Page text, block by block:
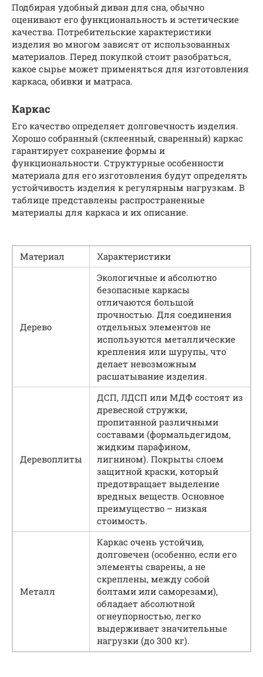
Подбирая удобный диван для сна, обычно
оценивают его функциональность и эстетические
качества. Потребительские характеристики
изделия во многом зависят от использованных
материалов. Перед покупкой стоит разобраться,
какое сырье может применяться для изготовления
каркаса, обивки и матраса.
Каркас
Его качество определяет долговечность изделия.
Хорошо собранный (склеенный, сваренный) каркас
гарантирует сохранение формы и
функциональности. Структурные особенности
материала для его изготовления будут определять
устойчивость изделия к регулярным нагрузкам. В
таблице представлены распространенные
материалы для каркаса и их описание.
Материал Характеристики
Дерево
Экологичные и абсолютно
безопасные каркасы
отличаются большой
прочностью. Для соединения
отдельных элементов не
используются металлические
крепления или шурупы, что
делает невозможным
расшатывание изделия.
Деревоплиты
ДСП, ЛДСП или МДФ состоят из
древесной стружки,
пропитанной различными
составами (формальдегидом,
жидким парафином,
лигнином). Покрыты слоем
защитной краски, который
предотвращает выделение
вредных веществ. Основное
преимущество – низкая
стоимость.
Металл
Каркас очень устойчив,
долговечен (особенно, если его
элементы сварены, а не
скреплены, между собой
болтами или саморезами),
обладает абсолютной
огнеупорностью, легко
выдерживает значительные
нагрузки (до 300 кг).